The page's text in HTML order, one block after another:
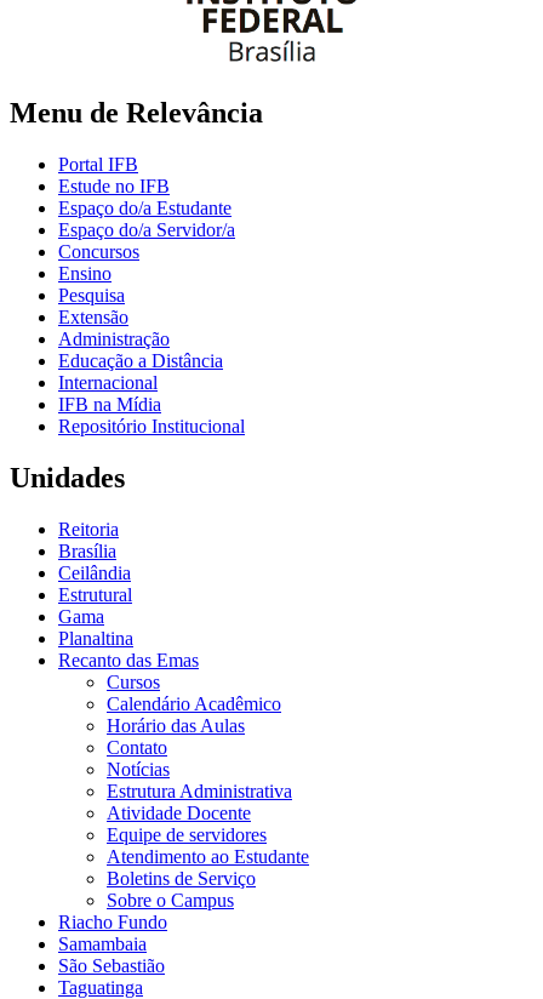
Menu de Relevância
Portal IFB
Estude no IFB
Espaço do/a Estudante
Espaço do/a Servidor/a
Concursos
Ensino
Pesquisa
Extensão
Administração
Educação a Distância
Internacional
IFB na Mídia
Repositório Institucional
Unidades
Reitoria
Brasília
Ceilândia
Estrutural
Gama
Planaltina
Recanto das Emas
Cursos
Calendário Acadêmico
Horário das Aulas
Contato
Notícias
Estrutura Administrativa
Atividade Docente
Equipe de servidores
Atendimento ao Estudante
Boletins de Serviço
Sobre o Campus
Riacho Fundo
Samambaia
São Sebastião
Taguatinga